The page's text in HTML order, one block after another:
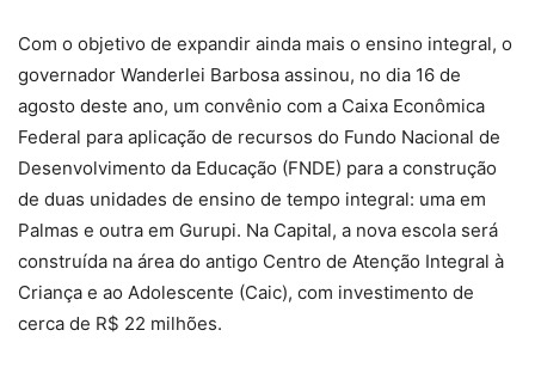
Com o objetivo de expandir ainda mais o ensino integral, o
governador Wanderlei Barbosa assinou, no dia 16 de
agosto deste ano, um convênio com a Caixa Econômica
Federal para aplicação de recursos do Fundo Nacional de
Desenvolvimento da Educação (FNDE) para a construção
de duas unidades de ensino de tempo integral: uma em
Palmas e outra em Gurupi. Na Capital, a nova escola será
construída na área do antigo Centro de Atenção Integral à
Criança e ao Adolescente (Caic), com investimento de
cerca de R$ 22 milhões.